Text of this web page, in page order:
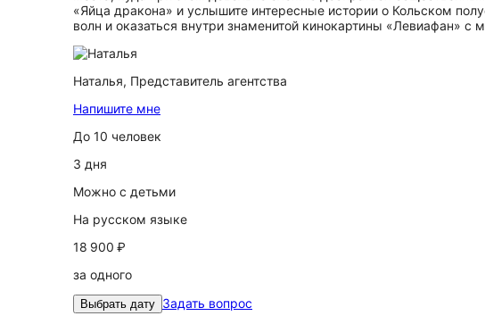
«Яйца дракона» и услышите интересные истории о Кольском
волн и оказаться внутри знаменитой кинокартины «Левиафан»
Наталья, Представитель агентства
Напишите мне
До 10 человек
3 дня
Можно с детьми
На русском языке
18 900 ₽
за одного
Выбрать дату Задать вопрос